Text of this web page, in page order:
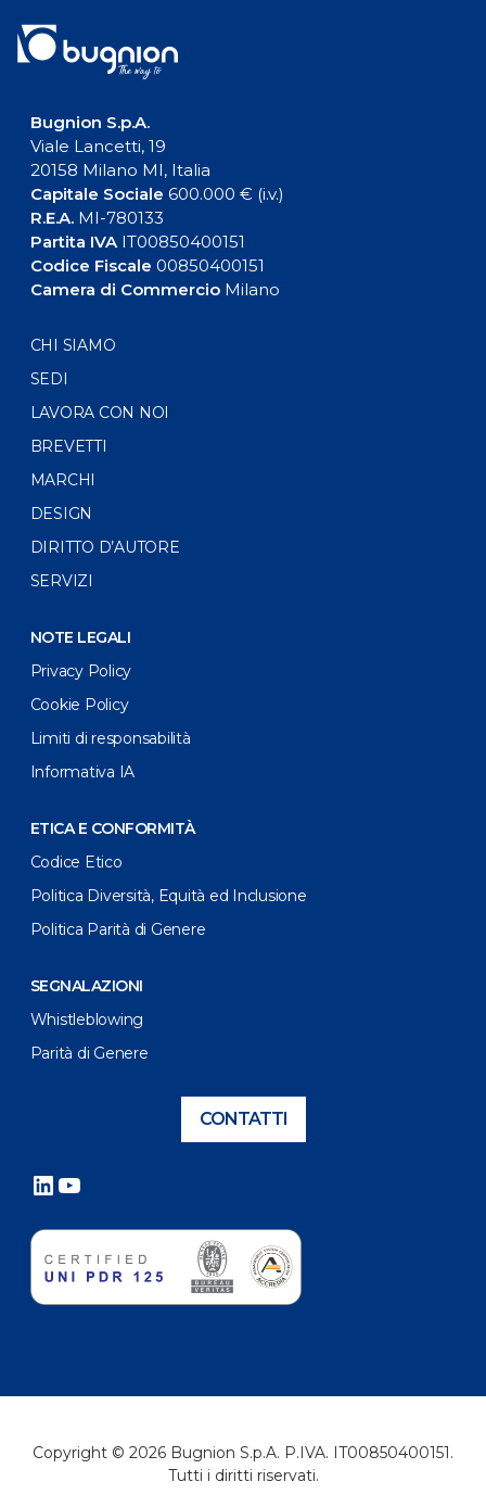
Bugnion S.p.A.
Viale Lancetti, 19
20158 Milano MI, Italia
Capitale Sociale 600.000 € (i.v.)
R.E.A.MI-780133
Partita IVAIT00850400151
Codice Fiscale 00850400151
Camera di CommercioMilano
CHI SIAMO
SEDI
LAVORA CON NOI
BREVETTI
MARCHI
DESIGN
DIRITTO D’AUTORE
SERVIZI
NOTE LEGALI
Privacy Policy
Cookie Policy
Limiti di responsabilità
Informativa IA
ETICA E CONFORMITÀ
Codice Etico
Politica Diversità, Equità ed Inclusione
Politica Parità di Genere
SEGNALAZIONI
Whistleblowing
Parità di Genere
CONTATTI
LinkedIn
YouTube
Copyright © 2026 Bugnion S.p.A. P.IVA. IT00850400151.
Tutti i diritti riservati.